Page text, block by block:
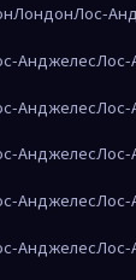
ЛондонЛос-
АнджелесЛос-
Анджелес
АнджелесЛос-
АнджелесЛос-
АнджелесЛос-